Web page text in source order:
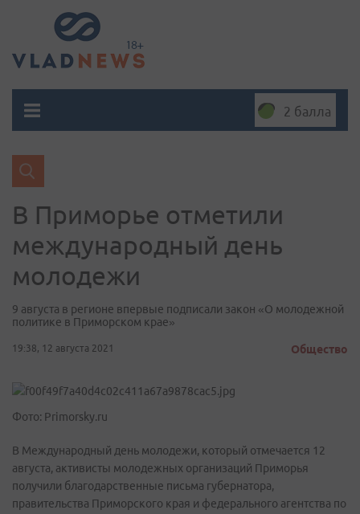
2 балла
В Приморье отметили
международный день
молодежи
9 августа в регионе впервые подписали закон «О молодежной
политике в Приморском крае»
19:38, 12 августа 2021 Общество
Фото: Primorsky.ru
В Международный день молодежи, который отмечается 12
августа, активисты молодежных организаций Приморья
получили благодарственные письма губернатора,
правительства Приморского края и федерального агентства по